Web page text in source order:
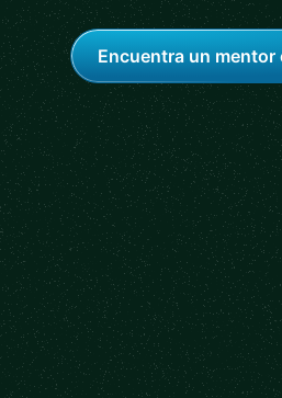
Encuentra un